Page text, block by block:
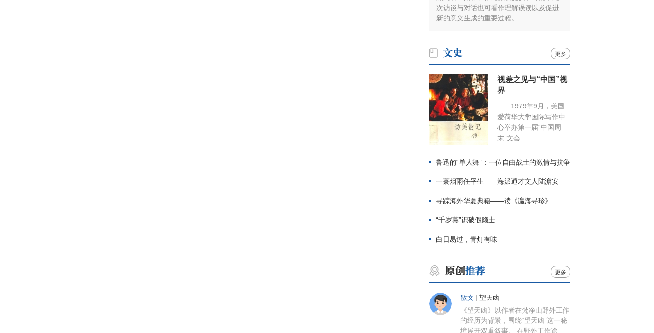
次访谈与对话也可看作理解误读以及促进
新的意义生成的重要过程。
更多
视差之见与“中国”视
界
1979年9月，美国
爱荷华大学国际写作中
心举办第一届“中国周
末”文会……
鲁迅的“单人舞”：一位自由战士的激情与抗争
一蓑烟雨任平生——海派通才文人陆澹安
寻踪海外华夏典籍——读《瀛海寻珍》
“千岁蘽”识破假隐士
白日易过，青灯有味
更多
散文 望天凼
《望天凼》以作者在梵净山野外工作
的经历为背景，围绕“望天凼”这一秘
境展开双重叙事。 在野外工作途